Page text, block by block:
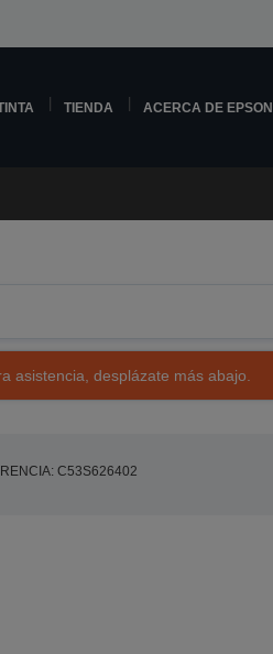
TIENDA ACERCA DE EPSON
asistencia, desplázate más abajo.
C53S626402